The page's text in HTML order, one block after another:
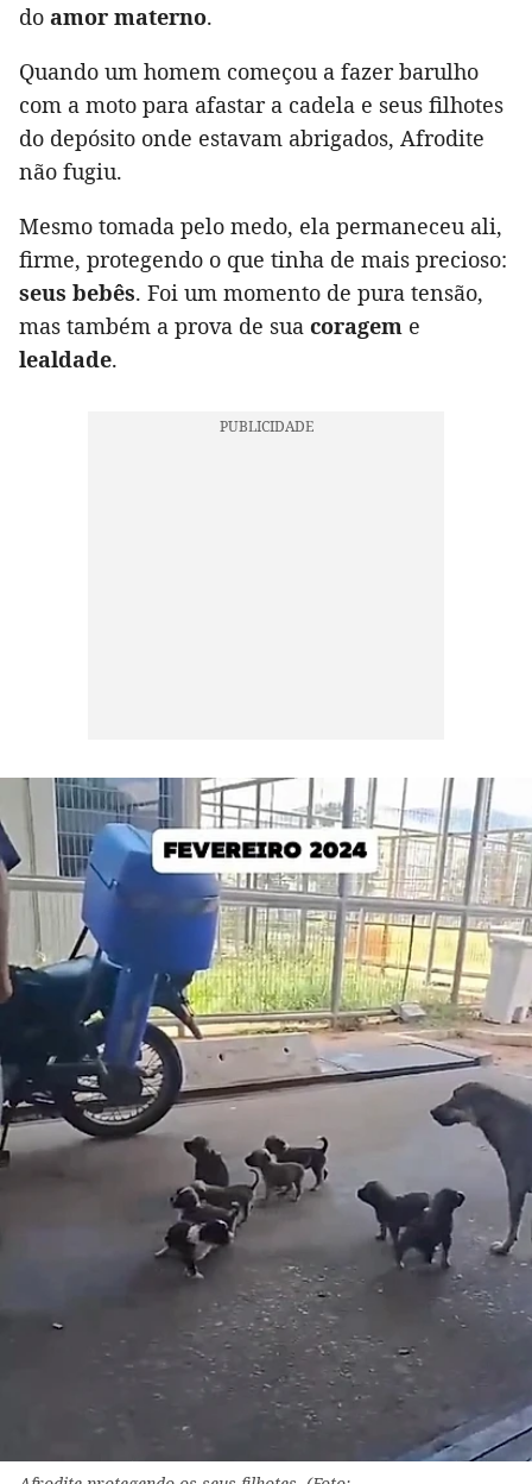
do amor materno.
Quando um homem começou a fazer barulho
com a moto para afastar a cadela e seus filhotes
do depósito onde estavam abrigados, Afrodite
não fugiu.
Mesmo tomada pelo medo, ela permaneceu ali,
firme, protegendo o que tinha de mais precioso:
seus bebês. Foi um momento de pura tensão,
mas também a prova de sua coragem e
lealdade.